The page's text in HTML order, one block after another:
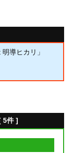
導ヒカリ」
5件 ]